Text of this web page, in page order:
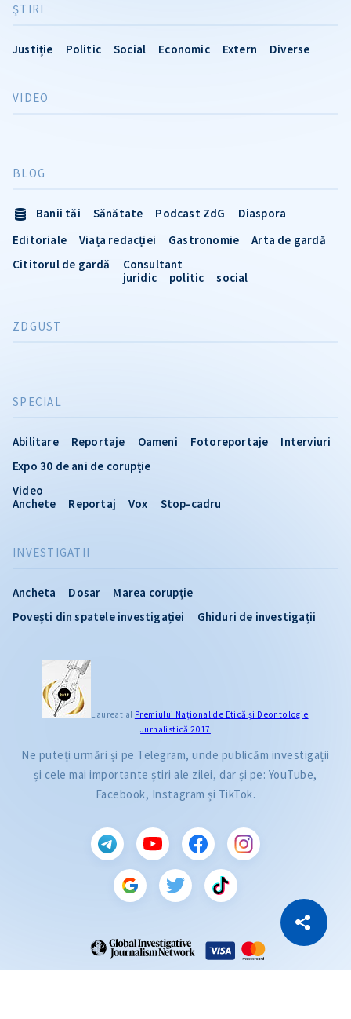
Copiază Link
ŞTIRI
Justiție Politic Social Economic Extern Diverse
INVESTIGATII
Ancheta Dosar
Marea corupție
Povești din spatele investigației
Ghiduri de investigații
VIDEO
SPECIAL
Abilitare Reportaje Oameni Fotoreportaje
Interviuri
Expo 30 de ani de corupție
Video
Anchete
Reportaj Vox Stop-cadru
BLOG
Banii tăi Sănătate Podcast ZdG
Diaspora
Editoriale
Viața redacției Gastronomie
Arta de gardă
Cititorul de gardă
Consultant
juridic
politic social
ZDGUST
Laureat al Premiului Naţional de Etică și Deontologie
Jurnalistică 2017
Ne puteți urmări și pe Telegram, unde publicăm investigații
și cele mai importante știri ale zilei, dar și pe: YouTube,
Facebook, Instagram și TikTok.